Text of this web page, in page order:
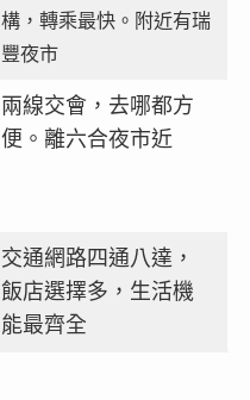
構，轉乘最快。附近有瑞
豐夜市
兩線交會，去哪都方
便。離六合夜市近
交通網路四通八達，
飯店選擇多，生活機
能最齊全